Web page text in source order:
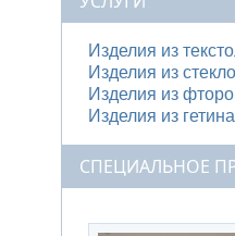
Изделия из
Изделия из
Изделия из
Изделия из
СПЕЦИАЛЬНОЕ